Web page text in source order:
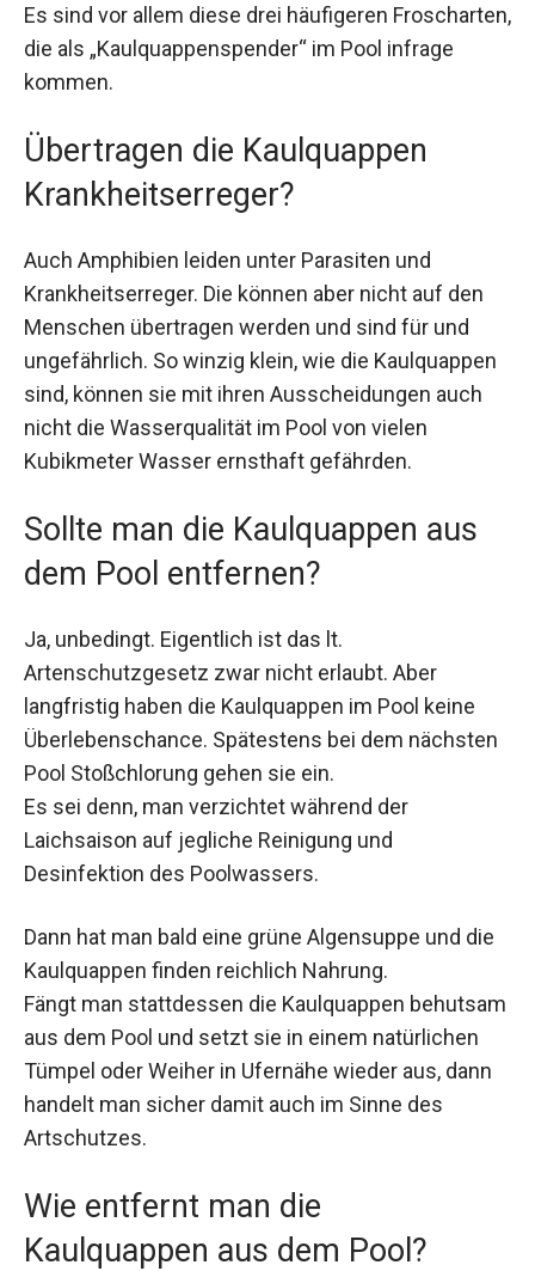
Es sind vor allem diese drei häufigeren Froscharten,
die als „Kaulquappenspender“ im Pool infrage
kommen.
Übertragen die Kaulquappen
Krankheitserreger?
Auch Amphibien leiden unter Parasiten und
Krankheitserreger. Die können aber nicht auf den
Menschen übertragen werden und sind für und
ungefährlich. So winzig klein, wie die Kaulquappen
sind, können sie mit ihren Ausscheidungen auch
nicht die Wasserqualität im Pool von vielen
Kubikmeter Wasser ernsthaft gefährden.
Sollte man die Kaulquappen aus
dem Pool entfernen?
Ja, unbedingt. Eigentlich ist das lt.
Artenschutzgesetz zwar nicht erlaubt. Aber
langfristig haben die Kaulquappen im Pool keine
Überlebenschance. Spätestens bei dem nächsten
Pool Stoßchlorung gehen sie ein.
Es sei denn, man verzichtet während der
Laichsaison auf jegliche Reinigung und
Desinfektion des Poolwassers.
Dann hat man bald eine grüne Algensuppe und die
Kaulquappen finden reichlich Nahrung.
Fängt man stattdessen die Kaulquappen behutsam
aus dem Pool und setzt sie in einem natürlichen
Tümpel oder Weiher in Ufernähe wieder aus, dann
handelt man sicher damit auch im Sinne des
Artschutzes.
Wie entfernt man die
Kaulquappen aus dem Pool?